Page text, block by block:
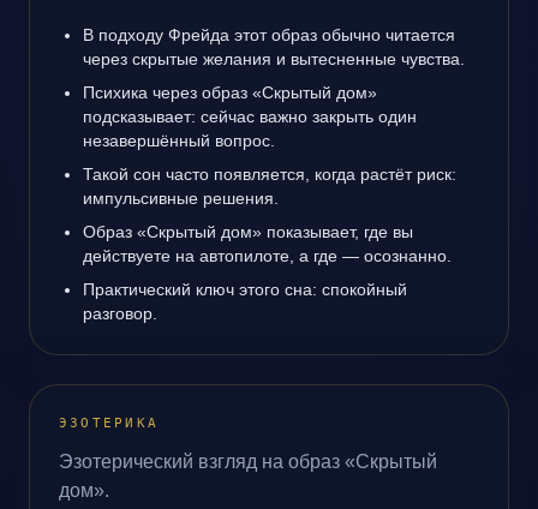
В подходу Фрейда этот образ обычно читается
через скрытые желания и вытесненные чувства.
Психика через образ «Скрытый дом»
подсказывает: сейчас важно закрыть один
незавершённый вопрос.
Такой сон часто появляется, когда растёт риск:
импульсивные решения.
Образ «Скрытый дом» показывает, где вы
действуете на автопилоте, а где — осознанно.
Практический ключ этого сна: спокойный
разговор.
ЭЗОТЕРИКА
Эзотерический взгляд на образ «Скрытый
дом».